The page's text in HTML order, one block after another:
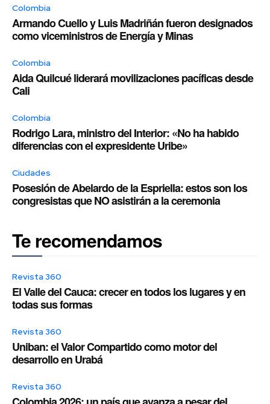
Colombia
Armando Cuello y Luis Madriñán fueron designados
como viceministros de Energía y Minas
Colombia
Aida Quilcué liderará movilizaciones pacíficas desde
Cali
Colombia
Rodrigo Lara, ministro del Interior: «No ha habido
diferencias con el expresidente Uribe»
Ciudades
Posesión de Abelardo de la Espriella: estos son los
congresistas que NO asistirán a la ceremonia
Te recomendamos
Revista 360
El Valle del Cauca: crecer en todos los lugares y en
todas sus formas
Revista 360
Uniban: el Valor Compartido como motor del
desarrollo en Urabá
Revista 360